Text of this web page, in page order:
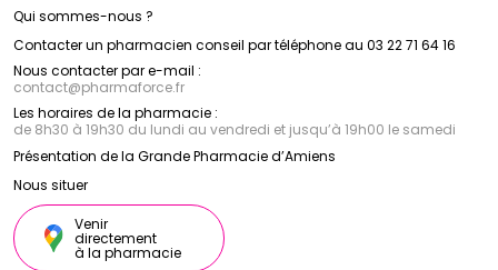
Qui sommes-nous ?
Contacter un pharmacien conseil par téléphone au 03 22 71 64 16
Nous contacter par e-mail :
contact@pharmaforce.fr
Les horaires de la pharmacie :
de 8h30 à 19h30 du lundi au vendredi et jusqu’à 19h00 le samedi
Présentation de la Grande Pharmacie d’Amiens
Nous situer
Venir
directement
à la pharmacie